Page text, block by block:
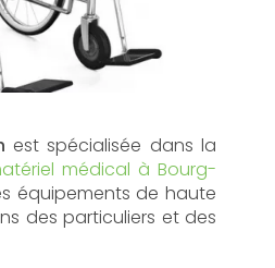
est spécialisée dans la
médical à Bourg-
équipements de haute
des particuliers et des